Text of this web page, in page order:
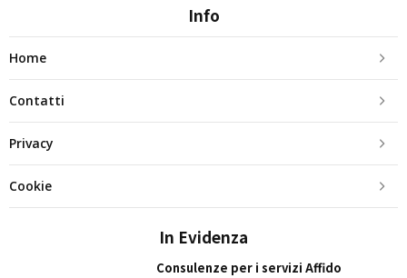
Info
Home
Contatti
Privacy
Cookie
In Evidenza
Consulenze per i servizi Affido